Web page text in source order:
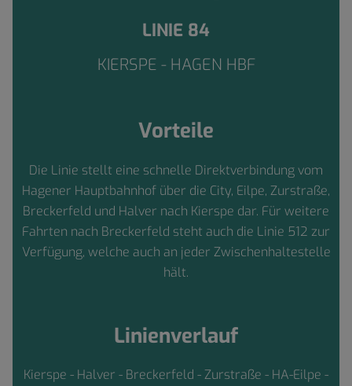
LINIE 84
KIERSPE - HAGEN HBF
Vorteile
Die Linie stellt eine schnelle Direktverbindung vom
Hagener Hauptbahnhof über die City, Eilpe, Zurstraße,
Breckerfeld und Halver nach Kierspe dar. Für weitere
Fahrten nach Breckerfeld steht auch die Linie 512 zur
Verfügung, welche auch an jeder Zwischenhaltestelle
hält.
Linienverlauf
Kierspe - Halver - Breckerfeld - Zurstraße - HA-Eilpe -